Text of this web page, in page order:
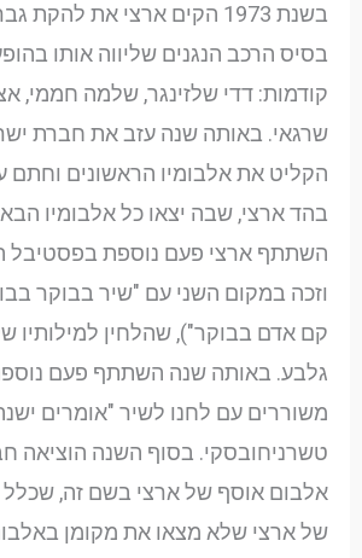
בשנת 1973 הקים ארצי את
בסיס הרכב הנגנים שליווה אותו
קודמות: דדי שלזינגר, שלמה חממי,
שרגאי. באותה שנה עזב את חברת
הקליט את אלבומיו הראשונים וחתם
בהד ארצי, שבה יצאו כל אלבומיו
השתתף ארצי פעם נוספת בפסטיבל
וזכה במקום השני עם "שיר בבוקר
קם אדם בבוקר"), שהלחין למילותיו
גלבע. באותה שנה השתתף פעם
משוררים עם לחנו לשיר "אומרים
טשרניחובסקי. בסוף השנה הוציאה
אלבום אוסף של ארצי בשם זה, שכלל
של ארצי שלא מצאו את מקומן